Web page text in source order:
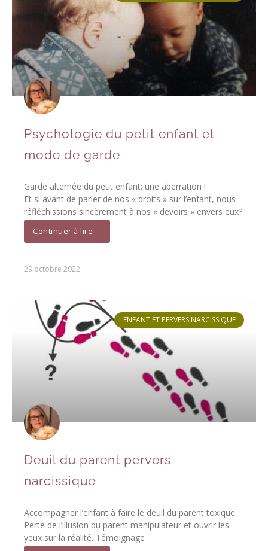
Psychologie du petit enfant et
mode de garde
Garde alternée du petit enfant; une aberration !
Et si avant de parler de nos « droits » sur l’enfant, nous
réfléchissions sincèrement à nos « devoirs » envers eux?
Continuer à lire
29 octobre 2022
ENFANT ET PERVERS NARCISSIQUE
Deuil du parent pervers
narcissique
Accompagner l’enfant à faire le deuil du parent toxique.
Perte de l’illusion du parent manipulateur et ouvrir les
yeux sur la réalité. Témoignage